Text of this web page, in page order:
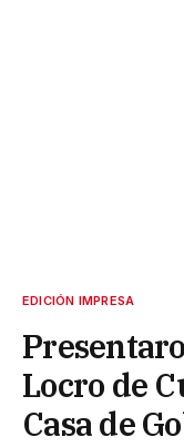
EDICIÓN IMPRESA
Locro de
Casa de